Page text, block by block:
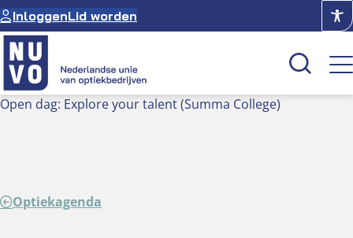
Ga
naar
de
inhoud
InloggenLid worden
Over NUVO
Oculus
Open dag: Explore your talent (Summa College)
Optiekagenda